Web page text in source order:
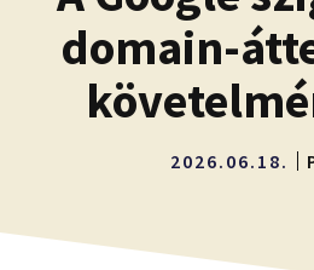
domain-
2026.06.18.